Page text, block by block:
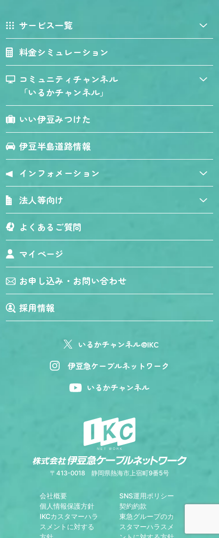
サービス一覧
料金シミュレーション
コミュニティチャンネル
「いるかチャンネル」
いい伊豆みつけた
伊豆半島道路情報
インフォメーション
法人等向け
よくあるご質問
マイページ
お申し込み・お問い合わせ
採用情報
いるかチャンネル@IKC
伊豆急ケーブルネットワーク
いるかチャンネル
〒413-0018 静岡県熱海市上宿町9番5号
会社概要
SNS運用ポリシー
個人情報保護方針
契約約款
IKCカスタマーハラ
スメントに対する
東急グループのカ
スタマーハラスメ